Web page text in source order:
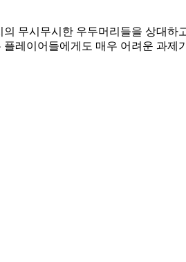
무시무시한 우두머리들을 상대
플레이어들에게도 매우 어려운 과